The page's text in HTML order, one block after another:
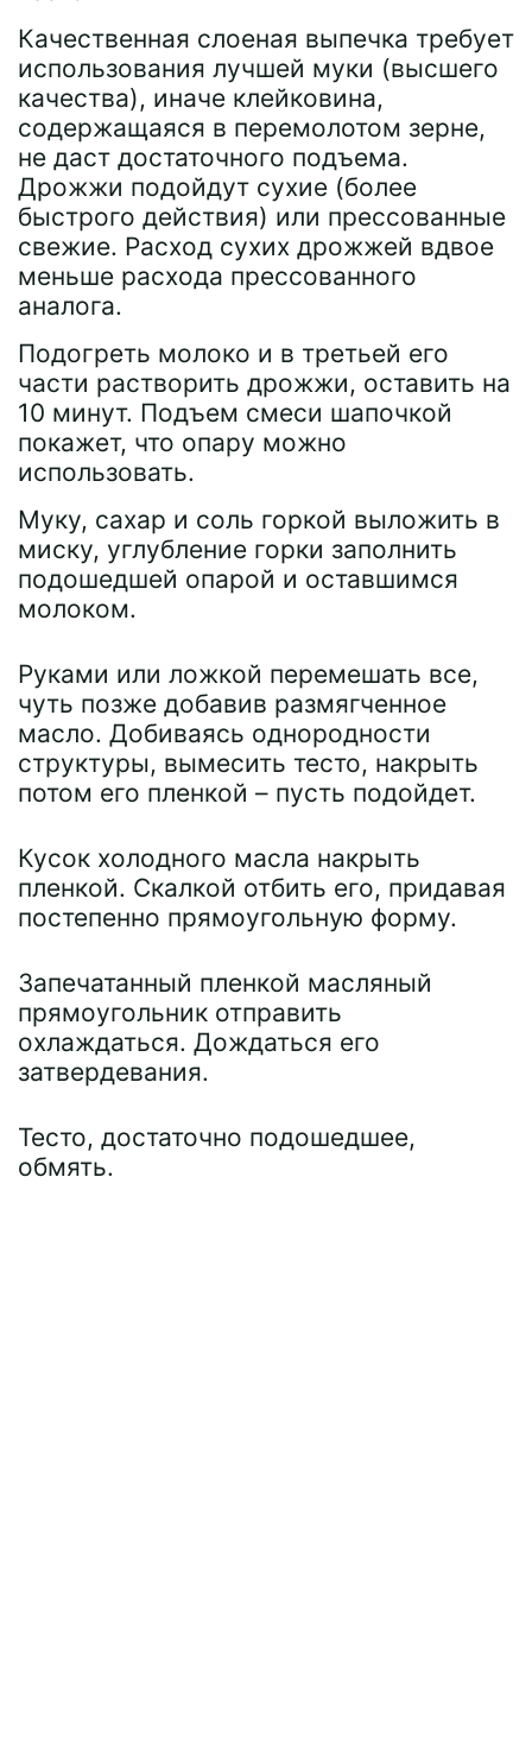
Качественная слоеная выпечка требует
использования лучшей муки (высшего
качества), иначе клейковина,
содержащаяся в перемолотом зерне,
не даст достаточного подъема.
Дрожжи подойдут сухие (более
быстрого действия) или прессованные
свежие. Расход сухих дрожжей вдвое
меньше расхода прессованного
аналога.
Подогреть молоко и в третьей его
части растворить дрожжи, оставить на
10 минут. Подъем смеси шапочкой
покажет, что опару можно
использовать.
Муку, сахар и соль горкой выложить в
миску, углубление горки заполнить
подошедшей опарой и оставшимся
молоком.
Руками или ложкой перемешать все,
чуть позже добавив размягченное
масло. Добиваясь однородности
структуры, вымесить тесто, накрыть
потом его пленкой – пусть подойдет.
Кусок холодного масла накрыть
пленкой. Скалкой отбить его, придавая
постепенно прямоугольную форму.
Запечатанный пленкой масляный
прямоугольник отправить
охлаждаться. Дождаться его
затвердевания.
Тесто, достаточно подошедшее,
обмять.